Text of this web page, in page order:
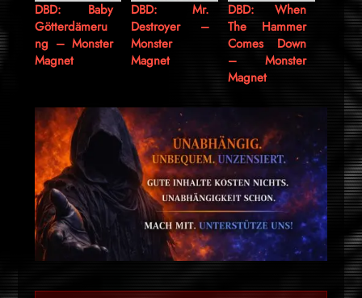
DBD: Baby
Götterdämeru
ng – Monster
Magnet
DBD: Mr.
Destroyer –
Monster
Magnet
DBD: When
The Hammer
Comes Down
– Monster
Magnet